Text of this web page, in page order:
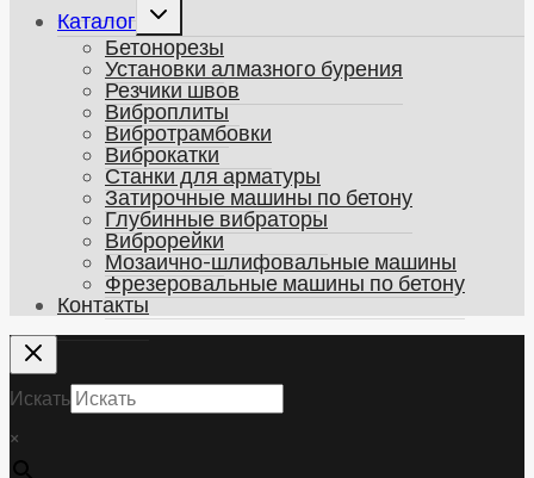
Каталог
Развернуть
дочернее
меню
Бетонорезы
Установки алмазного бурения
Резчики швов
Виброплиты
Вибротрамбовки
Виброкатки
Станки для арматуры
Затирочные машины по бетону
Глубинные вибраторы
Виброрейки
Мозаично-шлифовальные машины
Фрезеровальные машины по бетону
Контакты
Искать
×